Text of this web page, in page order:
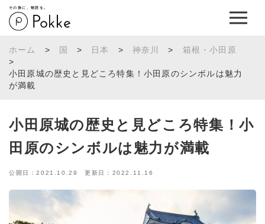
その旅に、物語を。
ホーム > 国 > 日本 > 神奈川 >
箱根・小田原
>
小田原城の歴史と見どころ特集！小田原のシンボルは魅力
が満載
小田原城の歴史と見どころ特集！小
田原のシンボルは魅力が満載
公開日：2021.10.29 更新日：2022.11.16